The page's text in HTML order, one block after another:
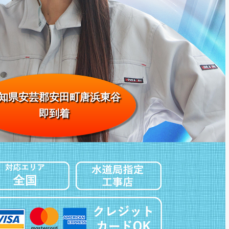
県安芸郡安田町唐浜東谷
即到着